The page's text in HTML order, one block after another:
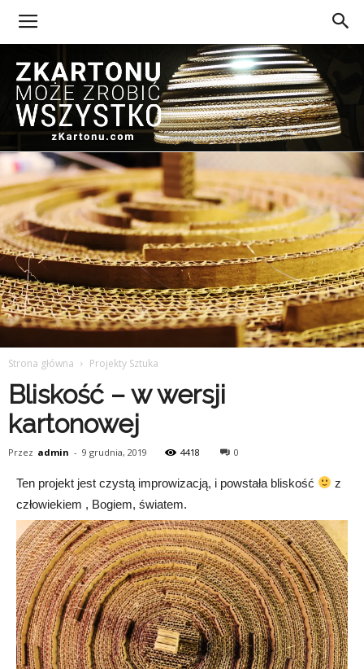
Z
Kartonu
Strona główna Projekty Sztuka
Bliskość – w wersji
kartonowej
Przez admin - 9 grudnia, 2019 4418 0
Ten projekt jest czystą improwizacją, i powstała bliskość
z
człowiekiem , Bogiem, światem.